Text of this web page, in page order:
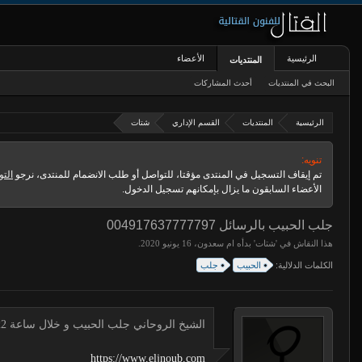
الرئيسية المنتديات القسم الإداري شتات
تنويه:
تم إيقاف التسجيل في المنتدى مؤقتا، للتواصل أو طلب الانضمام للمنتدى، نرجو
الأعضاء السابقون ما يزال بإمكانهم تسجيل الدخول.
جلب الحبيب بالرسائل 004917637777797
هذا النقاش في 'شتات' بدأه ام سعدون،
الكلمات الدلالية: الحبيب جلب
الشيخ الروحاني جلب الحبيب و خلال ساعة 00491634511222 لجلب الحبيب
https://www.eljnoub.com
الرئيسية المنتديات
البحث في المنتديات أحدث المشاركات
الأعضاء